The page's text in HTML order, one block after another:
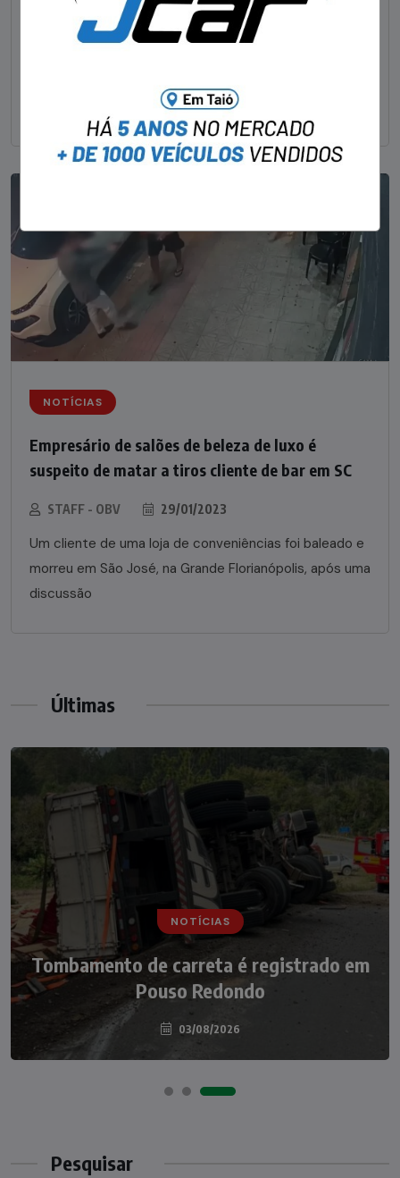
STAFF - OBV 29/01/2023
NOTÍCIAS
Empresário de salões de beleza de luxo é
suspeito de matar a tiros cliente de bar em SC
STAFF - OBV 29/01/2023
Um cliente de uma loja de conveniências foi baleado e
morreu em São José, na Grande Florianópolis, após uma
discussão
Últimas
NOTÍCIAS
Tombamento de carreta é registrado em
Pouso Redondo
03/08/2026
NOTÍCIAS
Casal de idosos fica ferido após veículo
capotar em Pouso Redondo
07/08/2026
Pesquisar